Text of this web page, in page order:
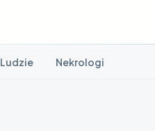
Ludzie Nekrologi